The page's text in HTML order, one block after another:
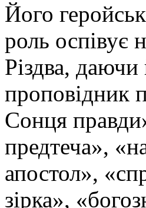
Його
роль оспівує
Різдва, даючи
проповідник
Сонця
предтеча»,
апостол»,
зірка»,